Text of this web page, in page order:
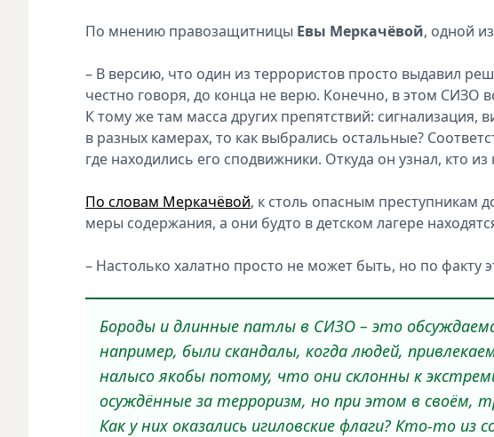
По мнению правозащитницы Евы Меркачёвой, одной
– В версию, что один из террористов просто выдавил
честно говоря, до конца не верю. Конечно, в этом СИЗО
К тому же там масса других препятствий:
в разных камерах, то как выбрались остальные?
где находились его сподвижники. Откуда он узнал, кто
По словам Меркачёвой, к столь опасным преступникам
меры содержания, а они будто в детском лагере
– Настолько халатно просто не может быть, но по факту
Бороды и длинные патлы в СИЗО – это
например, были скандалы, когда людей,
налысо якобы потому, что они склонны к
осуждённые за терроризм, но при этом в своём,
Как у них оказались игиловские флаги? Кто-то из